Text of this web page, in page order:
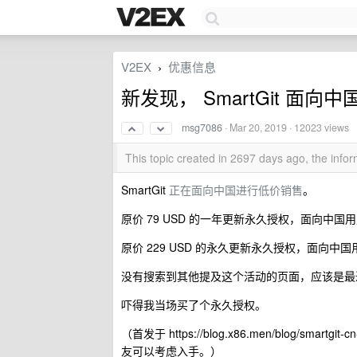
V2EX › 优惠信息
新发现， SmartGit 面向中
msg7086 · Mar 20, 2019 · 12023 views
This topic created in 2697 days ago, the
SmartGit 正在面向中国进行低价销售。
原价 79 USD 的一年更新永久授权，面向中国
原价 229 USD 的永久更新永久授权，面向中
没有搜索到其他提及这个活动的页面，应该是
吓得我当场买了个永久授权。
（首发于 https://blog.x86.men/blog/smartgit-
友可以考虑入手。）